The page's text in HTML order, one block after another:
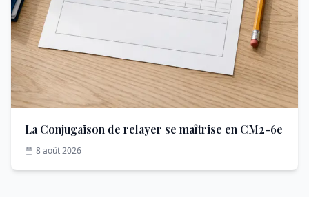
La Conjugaison de relayer se maîtrise en CM2-6e
8 août 2026